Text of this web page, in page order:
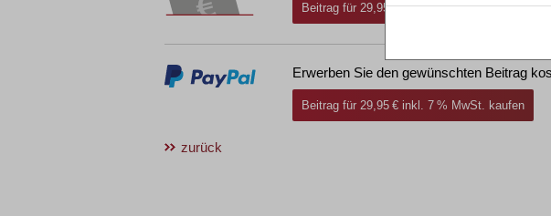
Beitrag für 29,95 € inkl. 7 % MwSt. kaufen
Erwerben Sie den gewünschten Beitrag
Beitrag für 29,95 € inkl. 7 % MwSt. kaufen
zurück